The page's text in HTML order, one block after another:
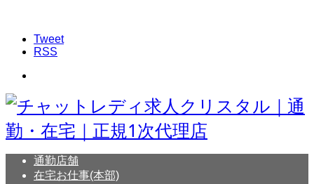
Tweet
RSS
通勤店舗
在宅お仕事(本部)